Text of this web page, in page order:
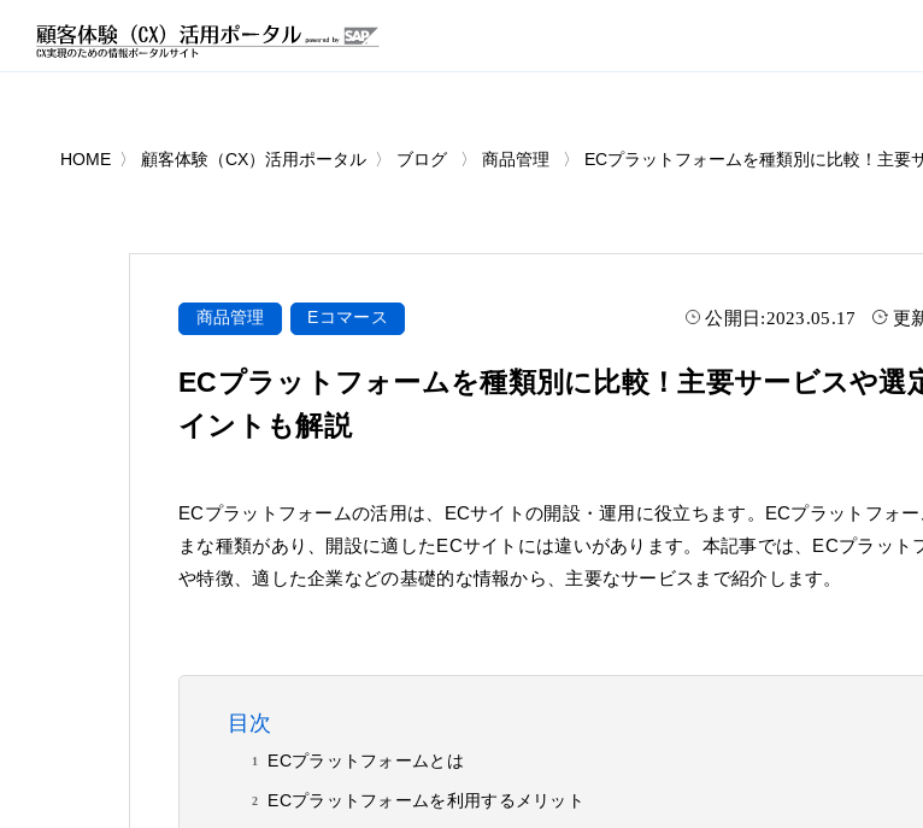
HOME 顧客体験（CX）活用ポータル ブログ 商品管理 ECプラットフォームを種類別に比較！主要
商品管理 Eコマース 公開日:2023.05.17 更
ECプラットフォームを種類別に比較！主要サービスや選
イントも解説
ECプラットフォームの活用は、ECサイトの開設・運用に役立ちます。ECプラットフォ
まな種類があり、開設に適したECサイトには違いがあります。本記事では、ECプラット
や特徴、適した企業などの基礎的な情報から、主要なサービスまで紹介します。
目次
ECプラットフォームとは
ECプラットフォームを利用するメリット